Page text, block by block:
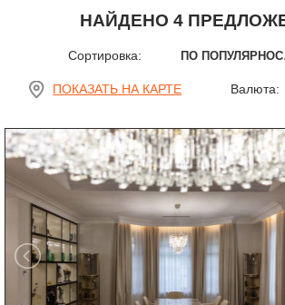
НАЙДЕНО 4
Сортировка: ПО
ПОКАЗАТЬ НА КАРТЕ Валюта: